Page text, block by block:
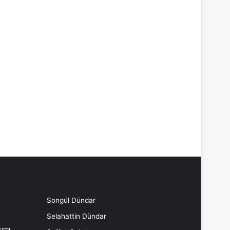
Songül Dündar
Selahattin Dündar